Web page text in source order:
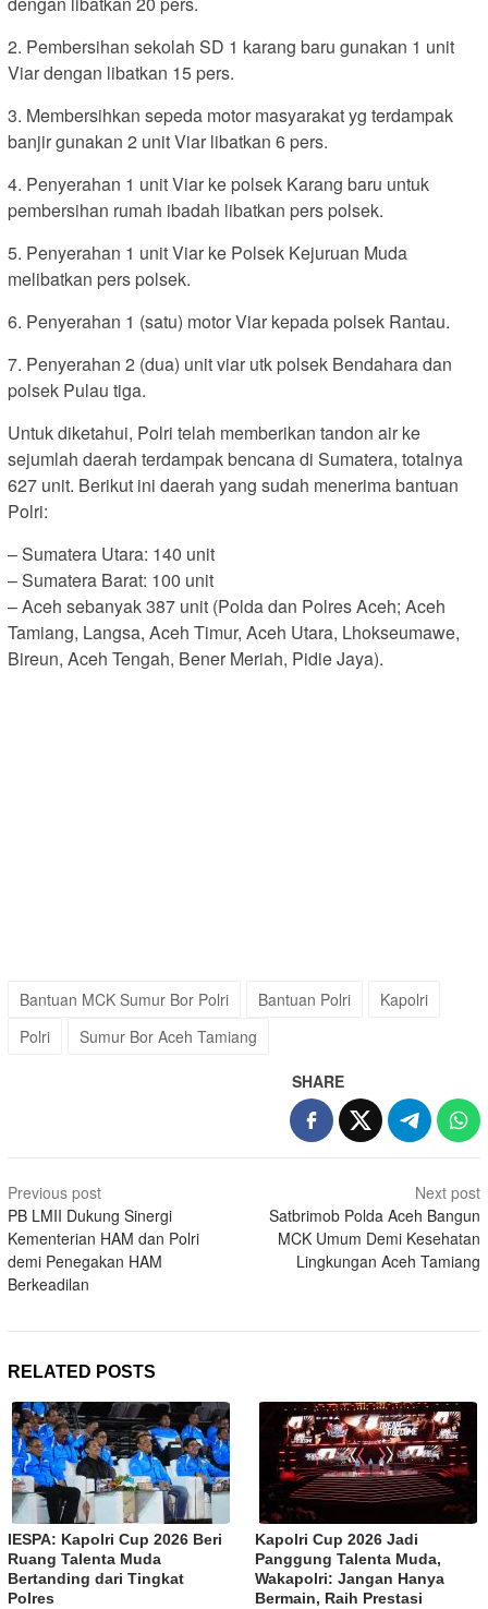
2.⁠ ⁠Pembersihan sekolah SD 1 karang baru gunakan 1 unit
Viar dengan libatkan 15 pers.
3.⁠ ⁠Membersihkan sepeda motor masyarakat yg terdampak
banjir gunakan 2 unit Viar libatkan 6 pers.
4.⁠ ⁠Penyerahan 1 unit Viar ke polsek Karang baru untuk
pembersihan rumah ibadah libatkan pers polsek.
5.⁠ ⁠Penyerahan 1 unit Viar ke Polsek Kejuruan Muda
melibatkan pers polsek.
6.⁠ ⁠Penyerahan 1 (satu) motor Viar kepada polsek Rantau.
7.⁠ ⁠Penyerahan 2 (dua) unit viar utk polsek Bendahara dan
polsek Pulau tiga.
Untuk diketahui, Polri telah memberikan tandon air ke
sejumlah daerah terdampak bencana di Sumatera, totalnya
627 unit. Berikut ini daerah yang sudah menerima bantuan
Polri:
– Sumatera Utara: 140 unit
– Sumatera Barat: 100 unit
– Aceh sebanyak 387 unit (Polda dan Polres Aceh; Aceh
Tamiang, Langsa, Aceh Timur, Aceh Utara, Lhokseumawe,
Bireun, Aceh Tengah, Bener Meriah, Pidie Jaya).
Bantuan MCK Sumur Bor Polri Bantuan Polri
Kapolri
Polri
Sumur Bor Aceh Tamiang
SHARE
Post
navigation
Previous post
PB LMII Dukung Sinergi
Kementerian HAM dan Polri
demi Penegakan HAM
Berkeadilan
Next post
Satbrimob Polda Aceh Bangun
MCK Umum Demi Kesehatan
Lingkungan Aceh Tamiang
RELATED POSTS
IESPA: Kapolri Cup 2026 Beri
Ruang Talenta Muda
Bertanding dari Tingkat
Polres
Kapolri Cup 2026 Jadi
Panggung Talenta Muda,
Wakapolri: Jangan Hanya
Bermain, Raih Prestasi